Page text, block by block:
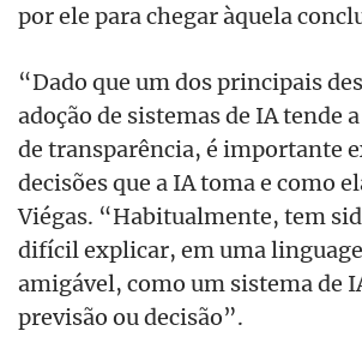
por ele para chegar àquela
“Dado que um dos principais
adoção de sistemas de IA tende
de transparência, é importante
decisões que a IA toma e como
Viégas. “Habitualmente, tem
difícil explicar, em uma
amigável, como um sistema de
previsão ou decisão”.